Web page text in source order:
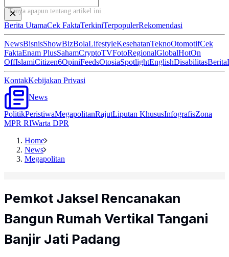
Tanya apapun tentang
Berita UtamaCek FaktaTerkiniTerpopulerRekomendasi
NewsBisnisShowBizBolaLifestyleKesehatanTeknoOtomotifCek
FaktaEnam PlusSahamCryptoTVFotoRegionalGlobalHotOn
OffIslamiCitizen6OpiniFeedsOtosiaSpotlightEnglishDisabilitasBerita
KontakKebijakan Privasi
News
PolitikPeristiwaMegapolitanRajutLiputan KhususInfografisZona
MPR RIWarta DPR
Home
News
Megapolitan
Pemkot Jaksel Rencanakan
Bangun Rumah Vertikal Tangani
Banjir Jati Padang